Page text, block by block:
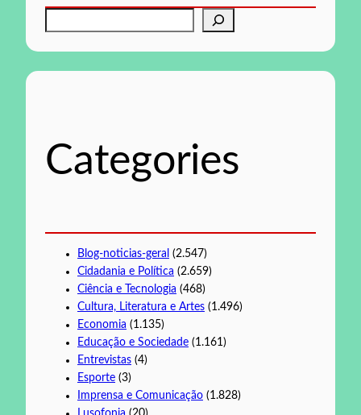
aCategories
Blog-noticias-geral (2.547)
Cidadania e Política (2.659)
Ciência e Tecnologia (468)
Cultura, Literatura e Artes (1.496)
Economia (1.135)
Educação e Sociedade (1.161)
Entrevistas (4)
Esporte (3)
Imprensa e Comunicação (1.828)